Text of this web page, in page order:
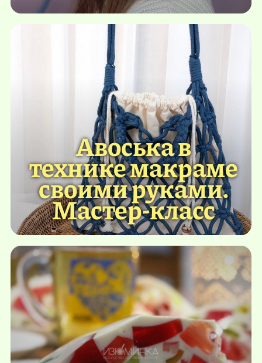
Авоська в
технике макраме
своими руками.
Мастер-класс